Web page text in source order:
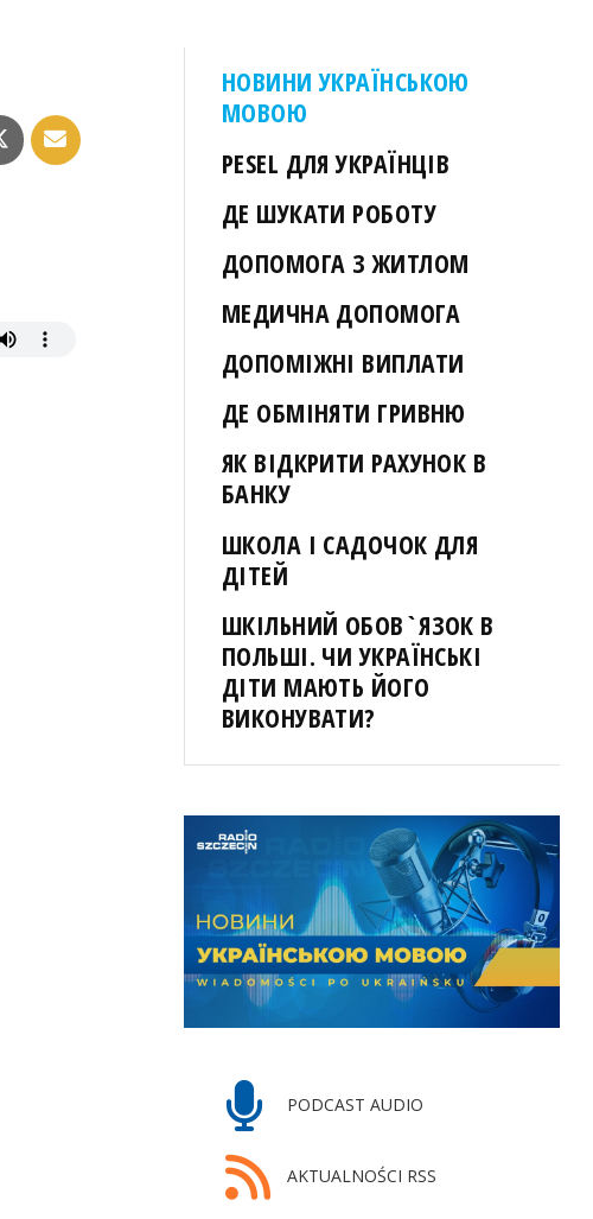
НОВИНИ УКРАЇНСЬКОЮ
МОВОЮ
PESEL ДЛЯ УКРАЇНЦІВ
ДЕ ШУКАТИ РОБОТУ
ДОПОМОГА З ЖИТЛОМ
МЕДИЧНА ДОПОМОГА
ДОПОМІЖНІ ВИПЛАТИ
ДЕ ОБМІНЯТИ ГРИВНЮ
ЯК ВІДКРИТИ РАХУНОК В
БАНКУ
ШКОЛА І САДОЧОК ДЛЯ
ДІТЕЙ
ШКІЛЬНИЙ ОБОВ`ЯЗОК В
ПОЛЬШІ. ЧИ УКРАЇНСЬКІ
ДІТИ МАЮТЬ ЙОГО
ВИКОНУВАТИ?
PODCAST AUDIO
AKTUALNOŚCI RSS